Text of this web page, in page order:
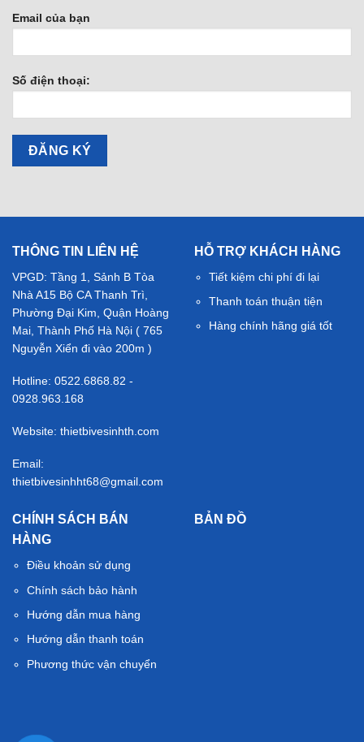
Email của bạn
Số điện thoại:
THÔNG TIN LIÊN HỆ
VPGD: Tầng 1, Sảnh B Tòa
Nhà A15 Bộ CA Thanh Trì,
Phường Đại Kim, Quận Hoàng
Mai, Thành Phố Hà Nội ( 765
Nguyễn Xiển đi vào 200m )
Hotline: 0522.6868.82 -
0928.963.168
Website: thietbivesinhth.com
Email:
thietbivesinhht68@gmail.com
HỖ TRỢ KHÁCH HÀNG
Tiết kiệm chi phí đi lại
Thanh toán thuận tiện
Hàng chính hãng giá tốt
CHÍNH SÁCH BÁN
HÀNG
Điều khoản sử dụng
Chính sách bảo hành
Hướng dẫn mua hàng
Hướng dẫn thanh toán
Phương thức vận chuyển
BẢN ĐỒ